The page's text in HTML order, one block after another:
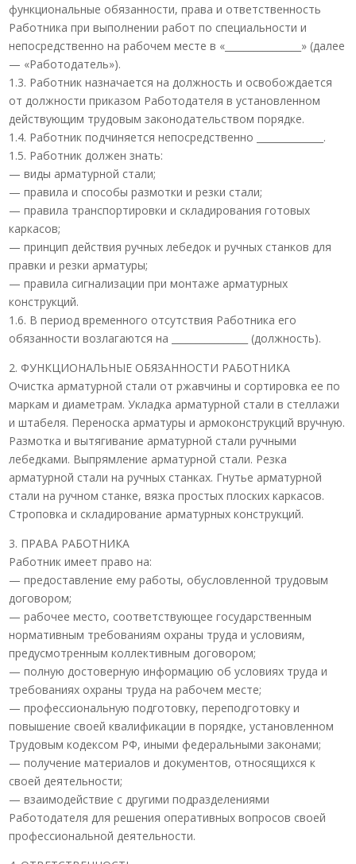
функциональные обязанности, права и ответственность
Работника при выполнении работ по специальности и
непосредственно на рабочем месте в «________________» (далее
— «Работодатель»).
1.3. Работник назначается на должность и освобождается
от должности приказом Работодателя в установленном
действующим трудовым законодательством порядке.
1.4. Работник подчиняется непосредственно ______________.
1.5. Работник должен знать:
— виды арматурной стали;
— правила и способы размотки и резки стали;
— правила транспортировки и складирования готовых
каркасов;
— принцип действия ручных лебедок и ручных станков для
правки и резки арматуры;
— правила сигнализации при монтаже арматурных
конструкций.
1.6. В период временного отсутствия Работника его
обязанности возлагаются на ________________ (должность).
2. ФУНКЦИОНАЛЬНЫЕ ОБЯЗАННОСТИ РАБОТНИКА
Очистка арматурной стали от ржавчины и сортировка ее по
маркам и диаметрам. Укладка арматурной стали в стеллажи
и штабеля. Переноска арматуры и армоконструкций вручную.
Размотка и вытягивание арматурной стали ручными
лебедками. Выпрямление арматурной стали. Резка
арматурной стали на ручных станках. Гнутье арматурной
стали на ручном станке, вязка простых плоских каркасов.
Строповка и складирование арматурных конструкций.
3. ПРАВА РАБОТНИКА
Работник имеет право на:
— предоставление ему работы, обусловленной трудовым
договором;
— рабочее место, соответствующее государственным
нормативным требованиям охраны труда и условиям,
предусмотренным коллективным договором;
— полную достоверную информацию об условиях труда и
требованиях охраны труда на рабочем месте;
— профессиональную подготовку, переподготовку и
повышение своей квалификации в порядке, установленном
Трудовым кодексом РФ, иными федеральными законами;
— получение материалов и документов, относящихся к
своей деятельности;
— взаимодействие с другими подразделениями
Работодателя для решения оперативных вопросов своей
профессиональной деятельности.